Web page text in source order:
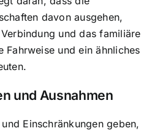
davon ausgehen,
und das familiäre
Fahrweise und ein ähnliches
und Ausnahmen
Einschränkungen geben,